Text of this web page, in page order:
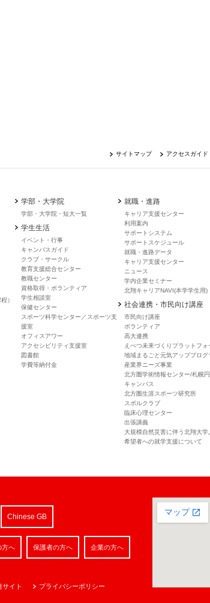
サイトマップ アクセスガイド
）
学部・大学院
学部・大学院・短大一覧
学生生活
イベント・行事
キャンバスガイド
クラブ・サークル
教育支援総合センター
教職センター
資格取得・ボランティア
学生相談室
保健センター
スポーツ科学センター／スポーツ支
援室
オフィスアワー
アクセシビリティ支援室
図書館
学費等納付金
就職・進路
キャリア支援センター
利用案内
サポートシステム
サポートスケジュール
就職・進路データ
キャリア支援センター
ニュース
学内企業セミナー
北翔キャリアNAVI(本学学生用)
社会連携・市民向け講座
市民向け講座
ボランティア
高大連携
えべつ未来づくりプラットフォ
地域まるごと元気アッププログ
産業界ニーズ事業
北方圏学術情報センター/札幌
キャンパス
北方圏生涯スポーツ研究所
スポルクラブ
臨床心理センター
出張講義
大規模自然災害に伴う北翔大学
希望者への就学支援について
Chinese GB
方へ 保護者の方へ 企業の方へ
サイト プライバシーポリシー